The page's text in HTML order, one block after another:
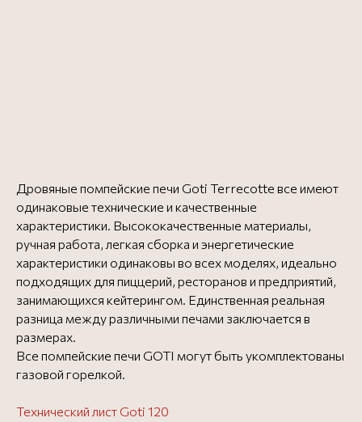
Дровяные помпейские печи Goti Terrecotte все имеют
одинаковые технические и качественные
характеристики. Высококачественные материалы,
ручная работа, легкая сборка и энергетические
характеристики одинаковы во всех моделях, идеально
подходящих для пиццерий, ресторанов и предприятий,
занимающихся кейтерингом. Единственная реальная
разница между различными печами заключается в
размерах.
Все помпейские печи GOTI могут быть укомплектованы
газовой горелкой.
Технический лист Goti 120
ДОПОЛНИТЕЛЬНО
К ВАШЕЙ ПЕЧИ
рекомендуем